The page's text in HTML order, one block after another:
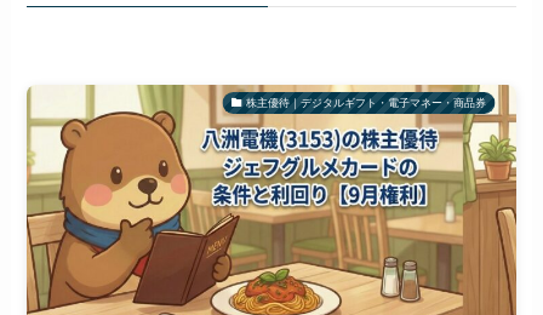
株主優待｜デジタルギフト・電子マネー・商品券